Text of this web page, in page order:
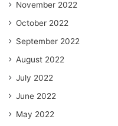
November 2022
October 2022
September 2022
August 2022
July 2022
June 2022
May 2022